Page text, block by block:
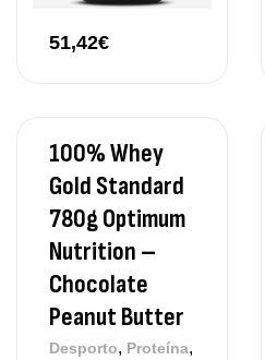
51,42€
100% Whey
Gold Standard
780g Optimum
Nutrition –
Chocolate
Peanut Butter
Desporto, Proteína,